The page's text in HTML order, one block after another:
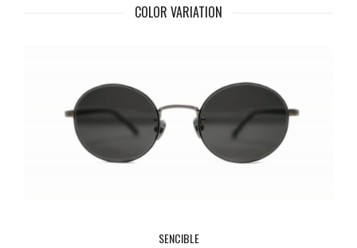
COLOR VARIATION
SENCIBLE